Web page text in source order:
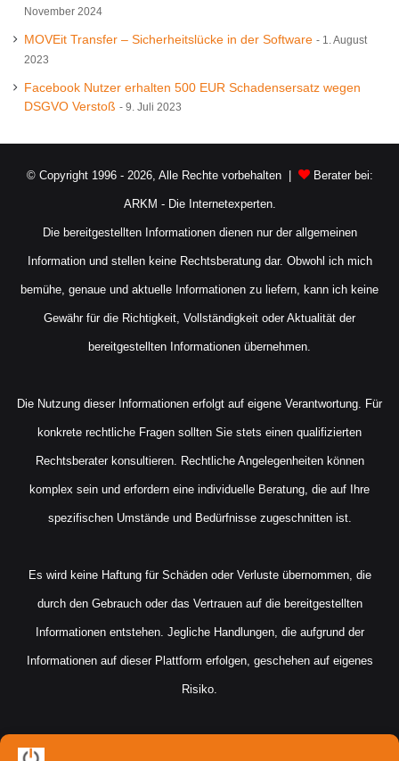
November 2024
MOVEit Transfer – Sicherheitslücke in der Software
1. August
2023
Facebook Nutzer erhalten 500 EUR Schadensersatz wegen
DSGVO Verstoß
9. Juli 2023
© Copyright 1996 - 2026, Alle Rechte vorbehalten | Berater bei:
ARKM - Die Internetexperten.
Die bereitgestellten Informationen dienen nur der allgemeinen
Information und stellen keine Rechtsberatung dar. Obwohl ich mich
bemühe, genaue und aktuelle Informationen zu liefern, kann ich keine
Gewähr für die Richtigkeit, Vollständigkeit oder Aktualität der
bereitgestellten Informationen übernehmen.
Die Nutzung dieser Informationen erfolgt auf eigene Verantwortung. Für
konkrete rechtliche Fragen sollten Sie stets einen qualifizierten
Rechtsberater konsultieren. Rechtliche Angelegenheiten können
komplex sein und erfordern eine individuelle Beratung, die auf Ihre
spezifischen Umstände und Bedürfnisse zugeschnitten ist.
Es wird keine Haftung für Schäden oder Verluste übernommen, die
durch den Gebrauch oder das Vertrauen auf die bereitgestellten
Informationen entstehen. Jegliche Handlungen, die aufgrund der
Informationen auf dieser Plattform erfolgen, geschehen auf eigenes
Risiko.
Bitte beachten Sie, dass Gesetze und Vorschriften sich ändern können